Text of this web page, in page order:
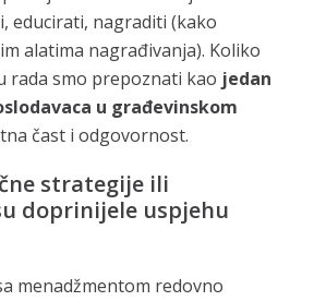
educirati, nagraditi (kako
alatima nagrađivanja). Koliko
rada smo prepoznati kao jedan
u građevinskom
čast i odgovornost.
strategije ili
doprinijele uspjehu
menadžmentom redovno